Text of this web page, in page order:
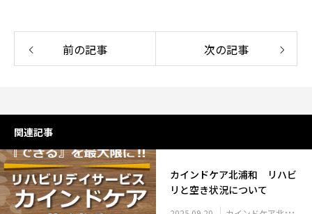
前の記事 次の記事
関連記事
カインドケア北浦和 リハビ
リと空き状況について